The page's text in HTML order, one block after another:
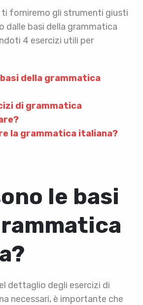
forniremo gli strumenti giusti
dalle basi della grammatica
4 esercizi utili per
basi della grammatica
di grammatica
la grammatica italiana?
le basi
dettaglio degli esercizi di
necessari, è importante che